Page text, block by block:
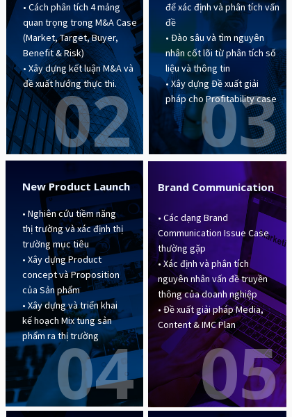
• Nghiên cứu tiềm năng
thị trường và xác định thị
trường mục tiêu
• Xây dựng Product
concept và Proposition
của Sản phẩm
• Xây dựng và triển khai
kế hoạch Mix tung sản
phẩm ra thị trường
New Product Launch
04
• Cách phân tích 4 mảng
quan trọng trong M&A Case
(Market, Target, Buyer,
Benefit & Risk)
• Xây dựng kết luận M&A và
đề xuất hướng thực thi.
02
để xác định và phân tích vấn
đề
• Đào sâu và tìm nguyên
nhân cốt lõi từ phân tích số
liệu và thông tin
• Xây dựng Đề xuất giải
pháp cho Profitability case
03
• Các dạng Brand
Communication Issue Case
thường gặp
• Xác định và phân tích
nguyên nhân vấn đề truyền
thông của doanh nghiệp
• Đề xuất giải pháp Media,
Content & IMC Plan
Brand Communication
05